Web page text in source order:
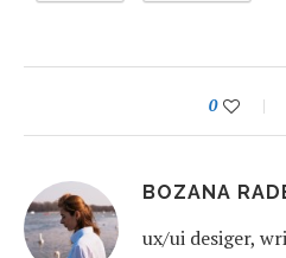
0
BOZANA
ux/ui desiger,